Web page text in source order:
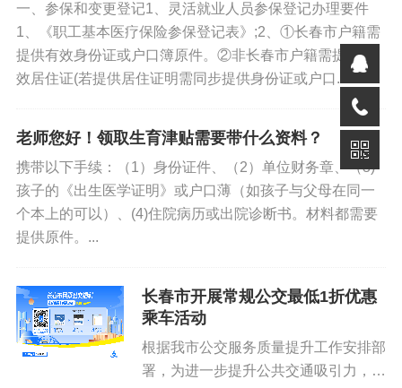
料：医保电子凭证或有效身份证或...
一、参保和变更登记1、灵活就业人员参保登记办理要件
1、《职工基本医疗保险参保登记表》;2、①长春市户籍需
提供有效身份证或户口簿原件。②非长春市户籍需提供有
效居住证(若提供居住证明需同步提供身份证或户口...
老师您好！领取生育津贴需要带什么资料？
携带以下手续：（1）身份证件、（2）单位财务章、（3)
孩子的《出生医学证明》或户口薄（如孩子与父母在同一
个本上的可以）、(4)住院病历或出院诊断书。材料都需要
提供原件。...
长春市开展常规公交最低1折优惠
乘车活动
根据我市公交服务质量提升工作安排部
署，为进一步提升公共交通吸引力，引